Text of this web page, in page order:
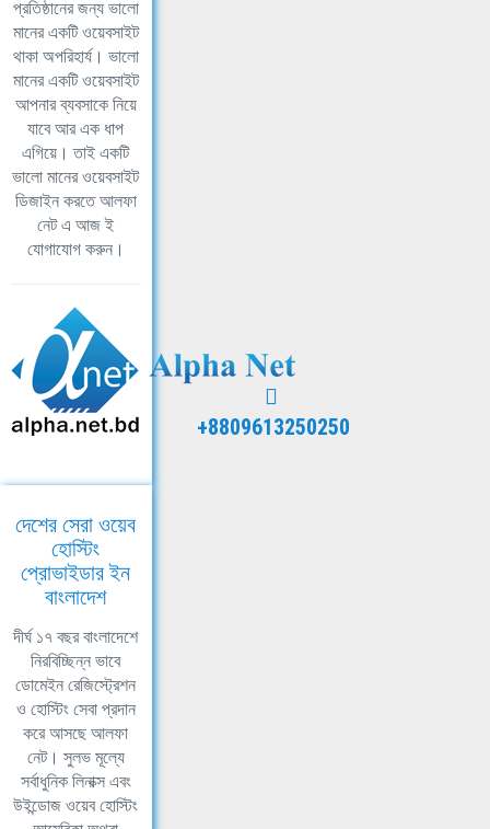
প্রতিষ্ঠানের জন্য ভালো
মানের একটি ওয়েবসাইট
থাকা অপরিহার্য। ভালো
মানের একটি ওয়েবসাইট
আপনার ব্যবসাকে নিয়ে
যাবে আর এক ধাপ
এগিয়ে। তাই একটি
ভালো মানের ওয়েবসাইট
ডিজাইন করতে আলফা
নেট এ আজ ই
যোগাযোগ করুন।
+8809613250250
দেশের সেরা ওয়েব
হোস্টিং
প্রোভাইডার ইন
বাংলাদেশ
দীর্ঘ ১৭ বছর বাংলাদেশে
নিরবিচ্ছিন্ন ভাবে
ডোমেইন রেজিস্ট্রেশন
ও হোস্টিং সেবা প্রদান
করে আসছে আলফা
নেট। সুলভ মূল্যে
সর্বাধুনিক লিনাক্স এবং
উইন্ডোজ ওয়েব হোস্টিং